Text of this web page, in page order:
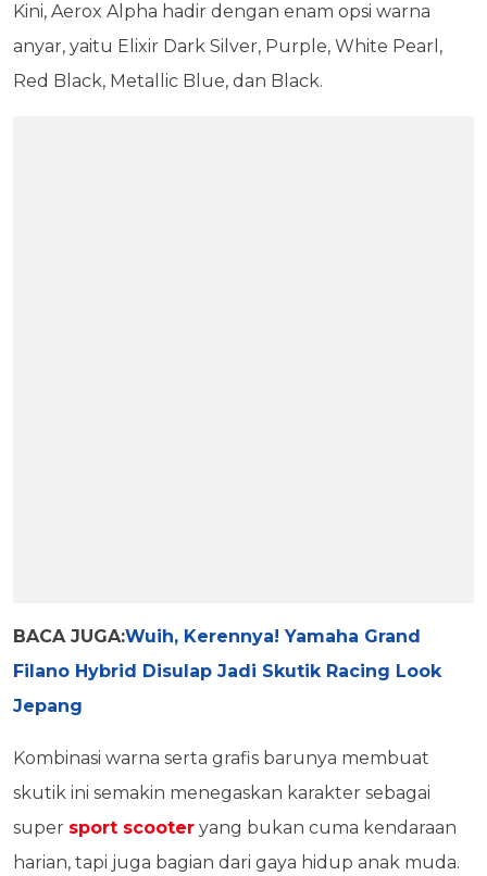
Kini, Aerox Alpha hadir dengan enam opsi warna
anyar, yaitu Elixir Dark Silver, Purple, White Pearl,
Red Black, Metallic Blue, dan Black.
BACA JUGA:Wuih, Kerennya! Yamaha Grand
Filano Hybrid Disulap Jadi Skutik Racing Look
Jepang
Kombinasi warna serta grafis barunya membuat
skutik ini semakin menegaskan karakter sebagai
super sport scooter yang bukan cuma kendaraan
harian, tapi juga bagian dari gaya hidup anak muda.